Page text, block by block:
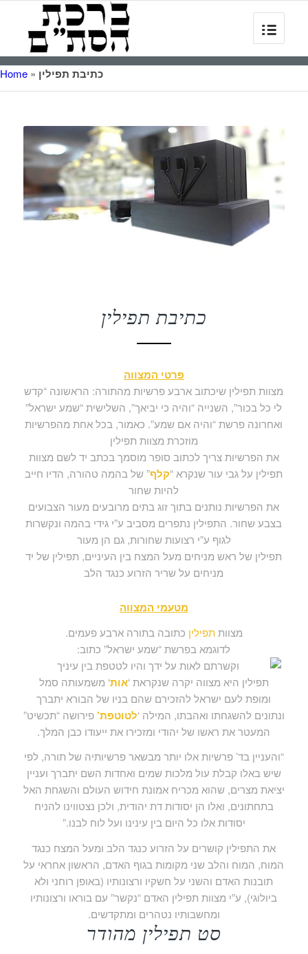
Home » כתיבת תפילין
כתיבת תפילין
פרטי המצווה
מצוות תפילין שיכתוב ארבע פרשיות מהתורה: הראשונה “קדש
לי כל בכור”, השנייה “והיה כי יביאך”, השלישית “שמע ישראל”
ואחרונה פרשת “והיה אם שמע”. כאמור, בכל אחת מהפרשיות
מוזכרת מצוות תפילין
את הפרשיות צריך לכתוב סופר מוסמך בכתב יד לשם מצוות
תפילין על גבי עור שנקרא “קלף” של בהמה טהורה, הדיו חייב
להיות שחור
את הפרשיות נותנים בתוך זוג בתים מרובעים מעור הצבועים
בצבע שחור. התפילין נתפרים מסביב ע”י גידי בהמה ונקשרות
לגוף ע”י רצועות שחורות, גם הן מעור
תפילין של ראש מניחים מעל המצח בין העיניים, תפילין של יד
מניחים על שריר הזרוע כנגד הלב
מטעמי המצווה
מצוותתפילין כתובה בתורה ארבע פעמים.
לדוגמא בפרשת “שמע ישראל” כתוב:
תפילין היא מצווה יקרה שנקראת ‘אות‘ משמעותה סמל
ומופת לעם ישראל להזכירם שהם בניו של הבורא יתברך
ונתונים להשגחתו ואהבתו, המילה ‘לטוטפת’פירושה “תכשיט”
המעטר את ראשו של יהודי ומזכירו את ייעודו כבן המלך.
“והעניין בד’ פרשיות אלו יותר מבשאר פרשיותיה של תורה, לפי
שיש באלו קבלת עול מלכות שמים ואחדות השם יתברך ועניין
יציאת מצרים, שהוא מכריח אמונת חידוש העולם והשגחת האל
בתחתונים, ואלו הן יסודות דת יהודית, ולכן נצטווינו להניח
יסודות אלו כל היום בין עינינו ועל לוח לבנו.”
את התפילין קושרים על הזרוע כנגד הלב ומעל המצח כנגד
המוח, המוח והלב שני מקומות בגוף האדם, הראשון אחראי על
תובנות האדם והשני על חשקיו ורצונותיו (באופן רוחני ולא
ביולוגי), ע”י מצוות תפילין האדם “נקשר” עם בוראו ורצונותיו
ומחשבותיו נטהרים ומתקדשים.
סט תפילין מהודר